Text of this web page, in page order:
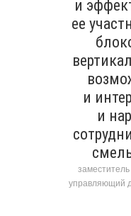
и
ее
и
и
управляющий